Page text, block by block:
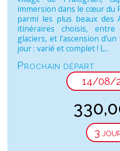
immersion dans le cœur du
parmi les plus beaux des
itinéraires choisis,
glaciers, et l’ascension
jour : varié et complet ! L...
Prochain départ
14/08/
3